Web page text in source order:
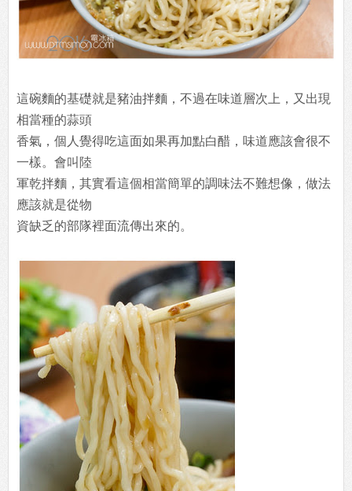
這碗麵的基礎就是豬油拌麵，不過在味道層次上，又出現
相當種的蒜頭
香氣，個人覺得吃這面如果再加點白醋，味道應該會很不
一樣。會叫陸
軍乾拌麵，其實看這個相當簡單的調味法不難想像，做法
應該就是從物
資缺乏的部隊裡面流傳出來的。